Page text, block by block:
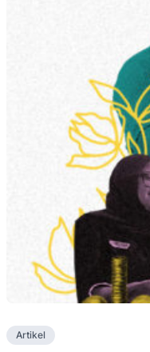
Artikel